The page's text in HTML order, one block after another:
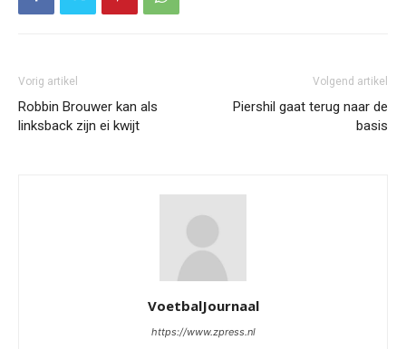
Vorig artikel
Robbin Brouwer kan als
linksback zijn ei kwijt
Volgend artikel
Piershil gaat terug naar de
basis
VoetbalJournaal
https://www.zpress.nl